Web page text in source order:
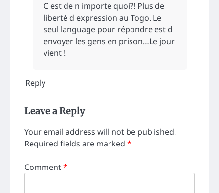
C est de n importe quoi?! Plus de
liberté d expression au Togo. Le
seul language pour répondre est d
envoyer les gens en prison…Le jour
vient !
Reply
Leave a Reply
Your email address will not be published.
Required fields are marked *
Comment*